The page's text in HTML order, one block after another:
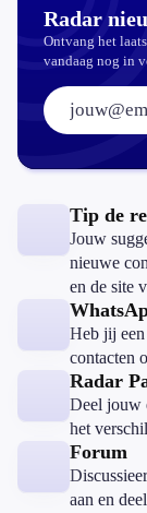
Radar
Ontvang het
vandaag nog in
E-mailadres:
Tip de
Jouw
nieuwe
en de site
Heb jij een
contacten
Radar
Deel jouw
het
Forum
aan en